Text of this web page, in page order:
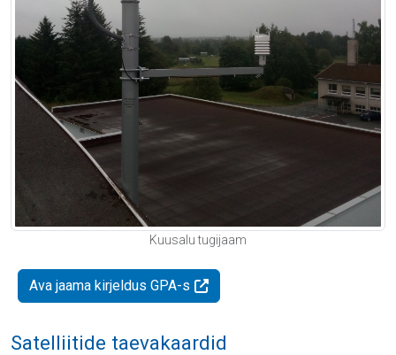
Kuusalu tugijaam
Ava jaama kirjeldus GPA-s
Satelliitide taevakaardid